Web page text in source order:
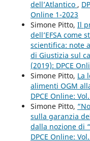
dell’Atlantico ,
Online 1-2023
Simone Pitto, Il
dell’EFSA come
scientifica: note
di Giustizia sul
(2019): DPCE
Simone Pitto, La
alimenti OGM
DPCE Online:
Simone Pitto,
sulla garanzia
dalla nozione di
DPCE Online: